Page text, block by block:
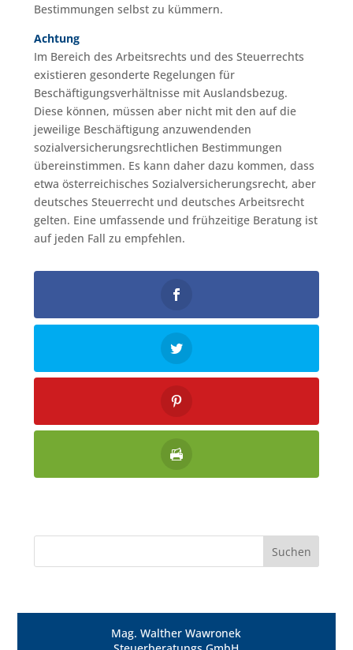
Bestimmungen selbst zu kümmern.
Achtung
Im Bereich des Arbeitsrechts und des Steuerrechts
existieren gesonderte Regelungen für
Beschäftigungsverhältnisse mit Auslandsbezug.
Diese können, müssen aber nicht mit den auf die
jeweilige Beschäftigung anzuwendenden
sozialversicherungsrechtlichen Bestimmungen
übereinstimmen. Es kann daher dazu kommen, dass
etwa österreichisches Sozialversicherungsrecht, aber
deutsches Steuerrecht und deutsches Arbeitsrecht
gelten. Eine umfassende und frühzeitige Beratung ist
auf jeden Fall zu empfehlen.
Mag. Walther Wawronek